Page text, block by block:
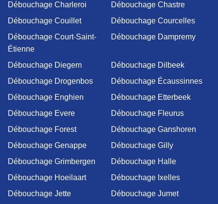
Débouchage Charleroi
Débouchage Chastre
Débouchage Couillet
Débouchage Courcelles
Débouchage Court-Saint-
Étienne
Débouchage Dampremy
Débouchage Diegem
Débouchage Dilbeek
Débouchage Drogenbos
Débouchage Écaussinnes
Débouchage Enghien
Débouchage Etterbeek
Débouchage Evere
Débouchage Fleurus
Débouchage Forest
Débouchage Ganshoren
Débouchage Genappe
Débouchage Gilly
Débouchage Grimbergen
Débouchage Halle
Débouchage Hoeilaart
Débouchage Ixelles
Débouchage Jette
Débouchage Jumet